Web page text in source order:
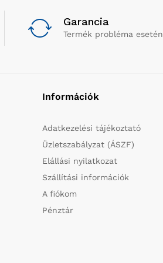
Garancia
Termék probléma esetén
Információk
Adatkezelési tájékoztató
Üzletszabályzat (ÁSZF)
Elállási nyilatkozat
Szállítási információk
A fiókom
Pénztár